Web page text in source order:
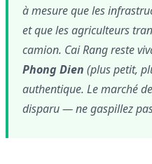
à mesure que les
et que les agriculteurs
camion. Cai Rang reste
Phong Dien (plus petit,
authentique. Le marché
disparu — ne gaspillez